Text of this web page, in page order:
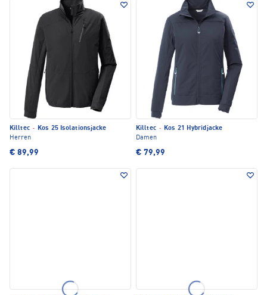
Killtec · Kos 25 Isolationsjacke
Herren
€ 89,99
Killtec · Kos 21 Hybridjacke
Damen
€ 79,99